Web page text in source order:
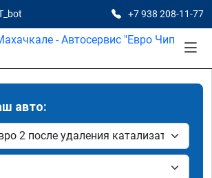
+7 938 208-11-77
авто: